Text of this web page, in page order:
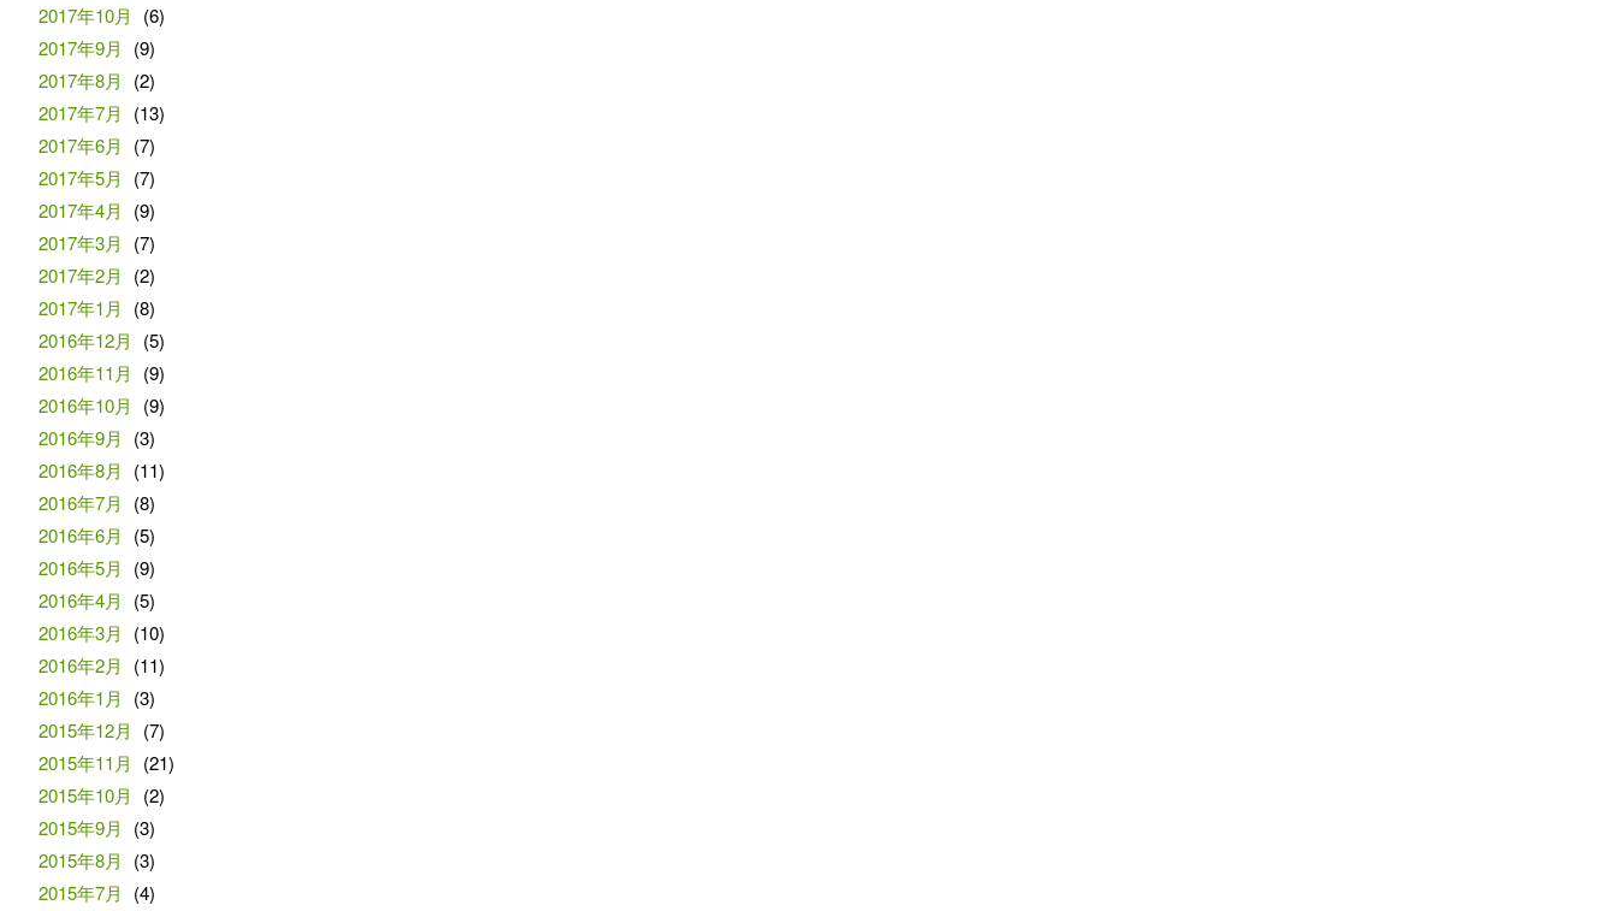
2017年10月
(6)
2017年9月
(9)
2017年8月
(2)
2017年7月
(13)
2017年6月
(7)
2017年5月
(7)
2017年4月
(9)
2017年3月
(7)
2017年2月
(2)
2017年1月
(8)
2016年12月
(5)
2016年11月
(9)
2016年10月
(9)
2016年9月
(3)
2016年8月
(11)
2016年7月
(8)
2016年6月
(5)
2016年5月
(9)
2016年4月
(5)
2016年3月
(10)
2016年2月
(11)
2016年1月
(3)
2015年12月
(7)
2015年11月
(21)
2015年10月
(2)
2015年9月
(3)
2015年8月
(3)
2015年7月
(4)